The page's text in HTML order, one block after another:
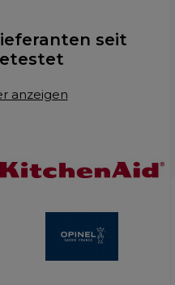
seit
anzeigen